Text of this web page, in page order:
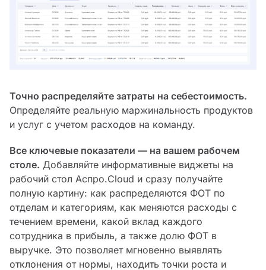
Точно распределяйте затраты на себестоимость.
Определяйте реальную маржинальность продуктов
и услуг с учетом расходов на команду.
Все ключевые показатели — на вашем рабочем
столе. Добавляйте информативные виджеты на
рабочий стол Аспро.Cloud и сразу получайте
полную картину: как распределяются ФОТ по
отделам и категориям, как меняются расходы с
течением времени, какой вклад каждого
сотрудника в прибыль, а также долю ФОТ в
выручке. Это позволяет мгновенно выявлять
отклонения от нормы, находить точки роста и